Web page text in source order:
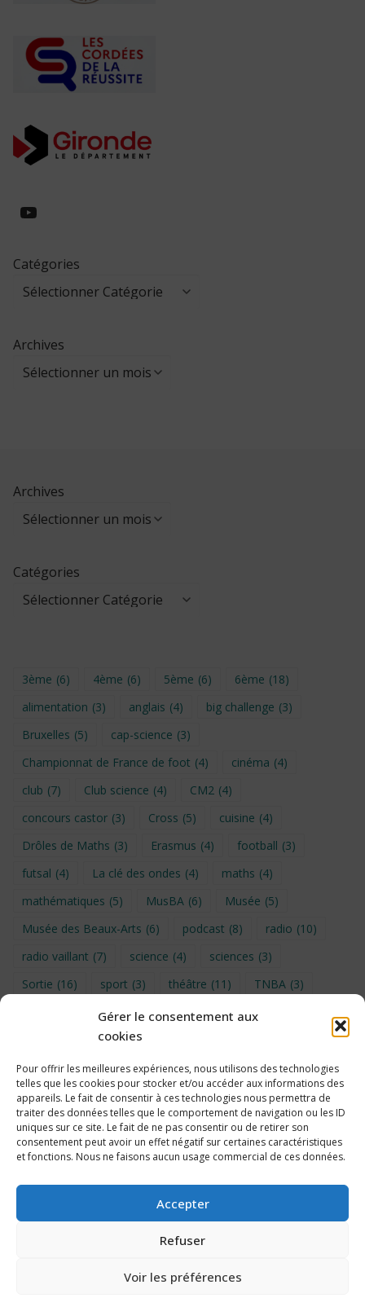
Gérer le consentement aux
cookies
Pour offrir les meilleures expériences, nous utilisons des technologies
telles que les cookies pour stocker et/ou accéder aux informations des
appareils. Le fait de consentir à ces technologies nous permettra de
traiter des données telles que le comportement de navigation ou les ID
uniques sur ce site. Le fait de ne pas consentir ou de retirer son
consentement peut avoir un effet négatif sur certaines caractéristiques
et fonctions. Nous ne faisons aucun usage commercial de ces données.
Accepter
Refuser
Voir les préférences
https://www.youtube.com/
Catégories
Archives
Archives
Catégories
3ème (6) 4ème (6) 5ème (6) 6ème (18)
alimentation (3) anglais (4) big challenge (3)
Bruxelles (5) cap-science (3)
Championnat de France de foot (4) cinéma (4)
club (7) Club science (4) CM2 (4)
concours castor (3) Cross (5) cuisine (4)
Drôles de Maths (3) Erasmus (4) football (3)
futsal (4) La clé des ondes (4) maths (4)
mathématiques (5) MusBA (6) Musée (5)
Musée des Beaux-Arts (6) podcast (8) radio (10)
radio vaillant (7) science (4) sciences (3)
Sortie (16) sport (3) théâtre (11) TNBA (3)
UNSS (9) upe2a (7) vidéo
Voyage en provence 2026
Voyage à Bruxelles 2024 (4) Wahid Chakib (4)
éco-délégués (7)
Politique de cookies
2026 Collège Édouard Vaillant, Bordeaux – Propulsé par